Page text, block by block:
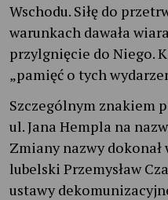
Wschodu. Siłę do
warunkach dawała
przylgnięcie do Niego.
„pamięć o tych
Szczególnym znakiem
ul. Jana Hempla na
Zmiany nazwy dokonał
lubelski Przemysław
ustawy